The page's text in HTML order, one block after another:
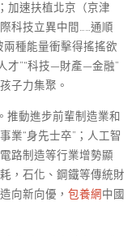
加速扶植北京（京津
科技立異中間……通順
種能量衝擊得搖搖欲
才”“科技—財產—金融”
子力集聚。
推動進步前輩制造業和
業“身先士卒”；人工智
路制造等行業增勢顯
，石化、鋼鐵等傳統財
向新向優， 包養網中國